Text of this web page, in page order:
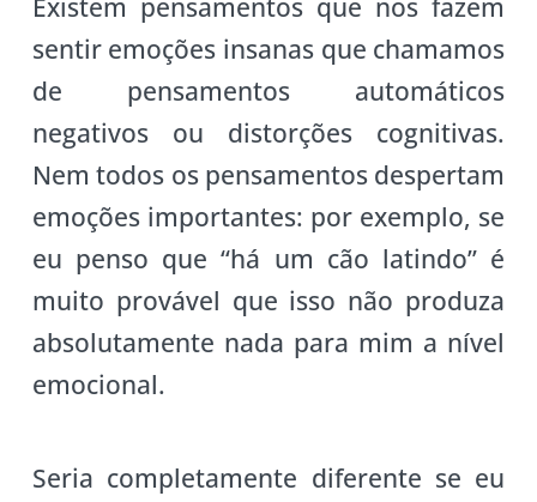
Existem pensamentos que nos fazem
sentir emoções insanas que chamamos
de pensamentos automáticos
negativos ou distorções cognitivas.
Nem todos os pensamentos despertam
emoções importantes: por exemplo, se
eu penso que “há um cão latindo” é
muito provável que isso não produza
absolutamente nada para mim a nível
emocional.
Seria completamente diferente se eu